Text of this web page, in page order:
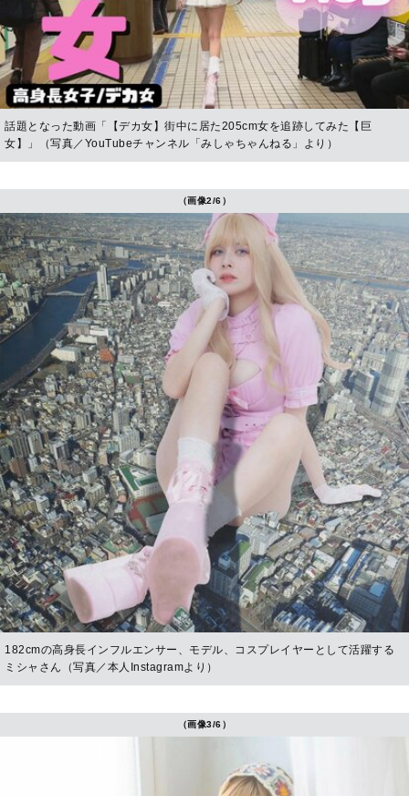
話題となった動画「【デカ女】街中に居た205cm女を追跡してみた【巨
女】」（写真／YouTubeチャンネル「みしゃちゃんねる」より）
（画像2/6）
182cmの高身長インフルエンサー、モデル、コスプレイヤーとして活躍する
ミシャさん（写真／本人Instagramより）
（画像3/6）